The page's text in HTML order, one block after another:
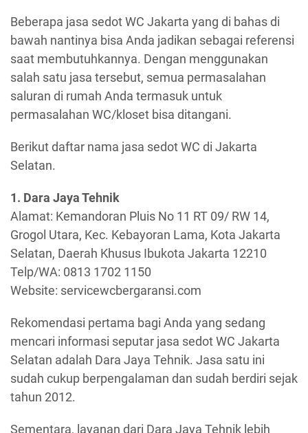
Beberapa jasa sedot WC Jakarta yang di bahas di
bawah nantinya bisa Anda jadikan sebagai referensi
saat membutuhkannya. Dengan menggunakan
salah satu jasa tersebut, semua permasalahan
saluran di rumah Anda termasuk untuk
permasalahan WC/kloset bisa ditangani.
Berikut daftar nama jasa sedot WC di Jakarta
Selatan.
1. Dara Jaya Tehnik
Alamat: Kemandoran Pluis No 11 RT 09/ RW 14,
Grogol Utara, Kec. Kebayoran Lama, Kota Jakarta
Selatan, Daerah Khusus Ibukota Jakarta 12210
Telp/WA: 0813 1702 1150
Website: servicewcbergaransi.com
Rekomendasi pertama bagi Anda yang sedang
mencari informasi seputar jasa sedot WC Jakarta
Selatan adalah Dara Jaya Tehnik. Jasa satu ini
sudah cukup berpengalaman dan sudah berdiri sejak
tahun 2012.
Sementara, layanan dari Dara Jaya Tehnik lebih